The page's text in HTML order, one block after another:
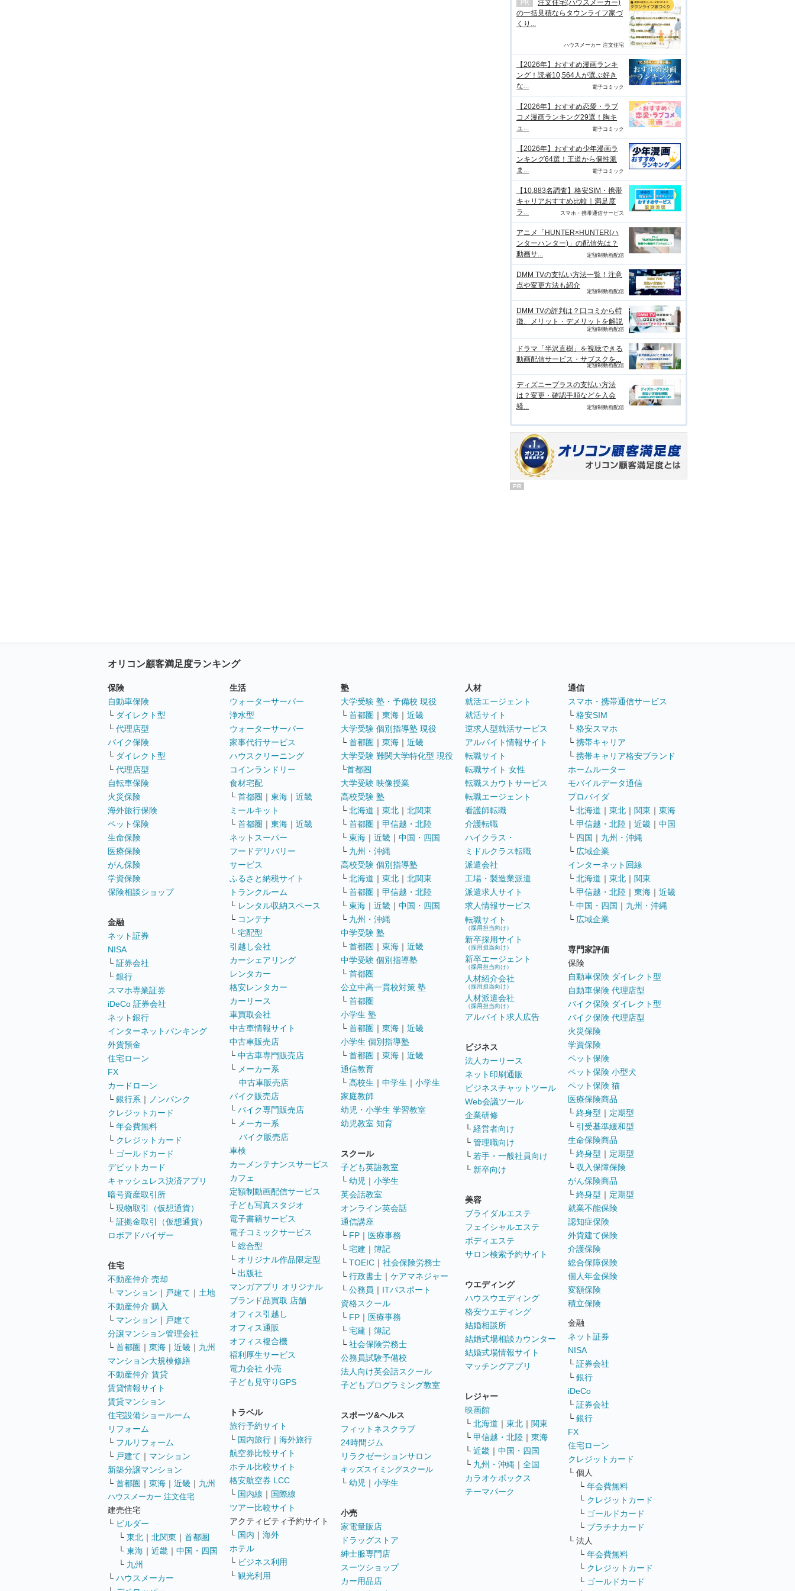
注文住宅(ハウスメーカー)
の一括見積ならタウンライフ家づ
くり...
ハウスメーカー 注文住宅
【2026年】おすすめ漫画ランキ
ング！読者10,564人が選ぶ好き
な...
電子コミック
【2026年】おすすめ恋愛・ラブ
コメ漫画ランキング29選！胸キ
ュ...
電子コミック
【2026年】おすすめ少年漫画ラ
ンキング64選！王道から個性派
ま...
電子コミック
【10,883名調査】格安SIM・携帯
キャリアおすすめ比較｜満足度
ラ...
スマホ・携帯通信サービス
アニメ「HUNTER×HUNTER(ハ
ンターハンター)」の配信先は？
動画サ...
定額制動画配信
DMM TVの支払い方法一覧！注意
点や変更方法も紹介
定額制動画配信
DMM TVの評判は？口コミから特
徴、メリット・デメリットを解説
定額制動画配信
ドラマ「半沢直樹」を視聴できる
動画配信サービス・サブスクを...
定額制動画配信
ディズニープラスの支払い方法
は？変更・確認手順などを入会
経...
定額制動画配信
PR
オリコン顧客満足度ランキング
保険
自動車保険
└ ダイレクト型
└ 代理店型
バイク保険
└ ダイレクト型
└ 代理店型
自転車保険
火災保険
海外旅行保険
ペット保険
生命保険
医療保険
がん保険
学資保険
保険相談ショップ
金融
ネット証券
NISA
└ 証券会社
└ 銀行
スマホ専業証券
iDeCo 証券会社
ネット銀行
インターネットバンキング
外貨預金
住宅ローン
FX
カードローン
└ 銀行系 ｜
ノンバンク
クレジットカード
└ 年会費無料
└ クレジットカード
└ ゴールドカード
デビットカード
キャッシュレス決済アプリ
暗号資産取引所
└ 現物取引（仮想通貨）
└ 証拠金取引（仮想通貨）
ロボアドバイザー
住宅
不動産仲介 売却
└ マンション ｜ 戸建て ｜ 土地
不動産仲介 購入
└ マンション ｜ 戸建て
分譲マンション管理会社
└ 首都圏 ｜ 東海 ｜ 近畿 ｜ 九州
マンション大規模修繕
不動産仲介 賃貸
賃貸情報サイト
賃貸マンション
住宅設備ショールーム
リフォーム
└ フルリフォーム
└ 戸建て ｜ マンション
新築分譲マンション
└ 首都圏 ｜ 東海 ｜ 近畿 ｜ 九州
ハウスメーカー 注文住宅
建売住宅
└ ビルダー
└ 東北 ｜ 北関東 ｜ 首都圏
└ 東海 ｜ 近畿 ｜ 中国・四国
└ 九州
└ ハウスメーカー
生活
ウォーターサーバー
浄水型
ウォーターサーバー
家事代行サービス
ハウスクリーニング
コインランドリー
食材宅配
└ 首都圏 ｜ 東海 ｜ 近畿
ミールキット
└ 首都圏 ｜ 東海 ｜ 近畿
ネットスーパー
フードデリバリー
サービス
ふるさと納税サイト
トランクルーム
└ レンタル収納スペース
└ コンテナ
└ 宅配型
引越し会社
カーシェアリング
レンタカー
格安レンタカー
カーリース
車買取会社
中古車情報サイト
中古車販売店
└ 中古車専門販売店
└ メーカー系
中古車販売店
バイク販売店
└ バイク専門販売店
└ メーカー系
バイク販売店
車検
カーメンテナンスサービス
カフェ
定額制動画配信サービス
子ども写真スタジオ
電子書籍サービス
電子コミックサービス
└ 総合型
└ オリジナル作品限定型
└ 出版社
マンガアプリ オリジナル
ブランド品買取 店舗
オフィス引越し
オフィス通販
オフィス複合機
福利厚生サービス
電力会社 小売
子ども見守りGPS
トラベル
旅行予約サイト
└ 国内旅行 ｜ 海外旅行
航空券比較サイト
ホテル比較サイト
格安航空券 LCC
└ 国内線 ｜ 国際線
ツアー比較サイト
アクティビティ予約サイト
└ 国内 ｜ 海外
ホテル
└ ビジネス利用
└ 観光利用
塾
大学受験 塾・予備校 現役
└ 首都圏 ｜ 東海 ｜ 近畿
大学受験 個別指導塾 現役
└ 首都圏 ｜ 東海 ｜ 近畿
大学受験 難関大学特化型 現役
└首都圏
大学受験 映像授業
高校受験 塾
└ 北海道 ｜ 東北 ｜ 北関東
└ 首都圏 ｜ 甲信越・北陸
└ 東海 ｜ 近畿 ｜ 中国・四国
└ 九州・沖縄
高校受験 個別指導塾
└ 北海道 ｜ 東北 ｜ 北関東
└ 首都圏 ｜ 甲信越・北陸
└ 東海 ｜ 近畿 ｜ 中国・四国
└ 九州・沖縄
中学受験 塾
└ 首都圏 ｜ 東海 ｜ 近畿
中学受験 個別指導塾
└ 首都圏
公立中高一貫校対策 塾
└ 首都圏
小学生 塾
└ 首都圏 ｜ 東海 ｜ 近畿
小学生 個別指導塾
└ 首都圏 ｜ 東海 ｜ 近畿
通信教育
└ 高校生 ｜ 中学生 ｜ 小学生
家庭教師
幼児・小学生 学習教室
幼児教室 知育
スクール
子ども英語教室
└ 幼児 ｜ 小学生
英会話教室
オンライン英会話
通信講座
└ FP ｜ 医療事務
└ 宅建 ｜ 簿記
└ TOEIC ｜ 社会保険労務士
└ 行政書士 ｜ ケアマネジャー
└ 公務員 ｜ ITパスポート
資格スクール
└ FP ｜ 医療事務
└ 宅建 ｜ 簿記
└ 社会保険労務士
公務員試験予備校
法人向け英会話スクール
子どもプログラミング教室
スポーツ&ヘルス
フィットネスクラブ
24時間ジム
リラクゼーションサロン
キッズスイミングスクール
└ 幼児 ｜ 小学生
小売
家電量販店
ドラッグストア
紳士服専門店
スーツショップ
カー用品店
人材
就活エージェント
就活サイト
逆求人型就活サービス
アルバイト情報サイト
転職サイト
転職サイト 女性
転職スカウトサービス
転職エージェント
看護師転職
介護転職
ハイクラス・
ミドルクラス転職
派遣会社
工場・製造業派遣
派遣求人サイト
求人情報サービス
転職サイト
（採用担当向け）
新卒採用サイト
（採用担当向け）
新卒エージェント
（採用担当向け）
人材紹介会社
（採用担当向け）
人材派遣会社
（採用担当向け）
アルバイト求人広告
ビジネス
法人カーリース
ネット印刷通販
ビジネスチャットツール
Web会議ツール
企業研修
└ 経営者向け
└ 管理職向け
└ 若手・一般社員向け
└ 新卒向け
美容
ブライダルエステ
フェイシャルエステ
ボディエステ
サロン検索予約サイト
ウエディング
ハウスウエディング
格安ウエディング
結婚相談所
結婚式場相談カウンター
結婚式場情報サイト
マッチングアプリ
レジャー
映画館
└ 北海道 ｜ 東北 ｜ 関東
└ 甲信越・北陸 ｜ 東海
└ 近畿 ｜ 中国・四国
└ 九州・沖縄 ｜ 全国
カラオケボックス
テーマパーク
通信
スマホ・携帯通信サービス
└ 格安SIM
└ 格安スマホ
└ 携帯キャリア
└ 携帯キャリア格安ブランド
ホームルーター
モバイルデータ通信
プロバイダ
└ 北海道 ｜ 東北 ｜ 関東 ｜ 東海
└ 甲信越・北陸 ｜ 近畿 ｜ 中国
└ 四国 ｜ 九州・沖縄
└ 広域企業
インターネット回線
└ 北海道 ｜ 東北 ｜ 関東
└ 甲信越・北陸 ｜ 東海 ｜ 近畿
└ 中国・四国 ｜ 九州・沖縄
└ 広域企業
専門家評価
保険
自動車保険 ダイレクト型
自動車保険 代理店型
バイク保険 ダイレクト型
バイク保険 代理店型
火災保険
学資保険
ペット保険
ペット保険 小型犬
ペット保険 猫
医療保険商品
└ 終身型 ｜ 定期型
└ 引受基準緩和型
生命保険商品
└ 終身型 ｜ 定期型
└ 収入保障保険
がん保険商品
└ 終身型 ｜ 定期型
就業不能保険
認知症保険
外貨建て保険
介護保険
総合保障保険
個人年金保険
変額保険
積立保険
金融
ネット証券
NISA
└ 証券会社
└ 銀行
iDeCo
└ 証券会社
└ 銀行
FX
住宅ローン
クレジットカード
└ 個人
└ 年会費無料
└ クレジットカード
└ ゴールドカード
└ プラチナカード
└ 法人
└ 年会費無料
└ クレジットカード
└ ゴールドカード